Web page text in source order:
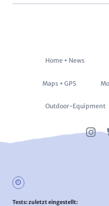
Navigation
Home + News
Maps + GPS
Outdoor-Equipment
Tests: zuletzt eingestellt: